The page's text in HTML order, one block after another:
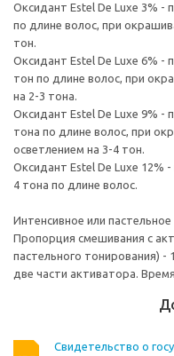
Оксидант Estel De Luxe 3% -
по длине волос, при
тон.
Оксидант Estel De Luxe 6% -
тон по длине волос, при
на 2-3 тона.
Оксидант Estel De Luxe 9% -
тона по длине волос, при
осветлением на 3-4 тон.
Оксидант Estel De Luxe 12%
4 тона по длине волос.
Интенсивное или
Пропорция смешивания с
пастельного тонирования) -
две части активатора.
Свидетельство о